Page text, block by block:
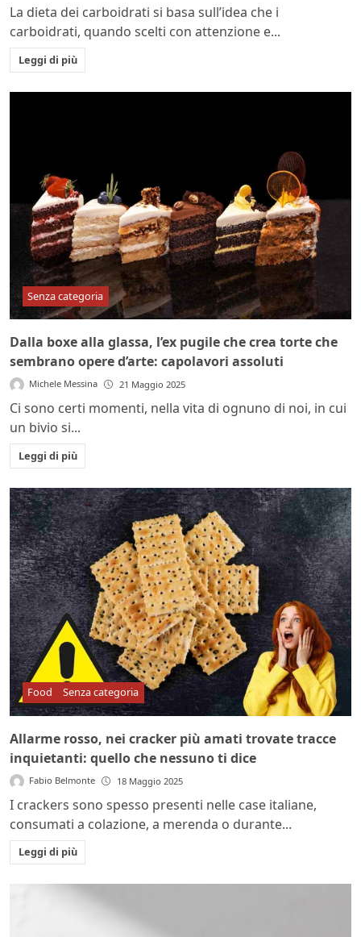
La dieta dei carboidrati si basa sull’idea che i
carboidrati, quando scelti con attenzione e...
Leggi di più
Senza categoria
Dalla boxe alla glassa, l’ex pugile che crea torte che
sembrano opere d’arte: capolavori assoluti
Michele Messina 21 Maggio 2025
Ci sono certi momenti, nella vita di ognuno di noi, in cui
un bivio si...
Leggi di più
Food Senza categoria
Allarme rosso, nei cracker più amati trovate tracce
inquietanti: quello che nessuno ti dice
Fabio Belmonte 18 Maggio 2025
I crackers sono spesso presenti nelle case italiane,
consumati a colazione, a merenda o durante...
Leggi di più